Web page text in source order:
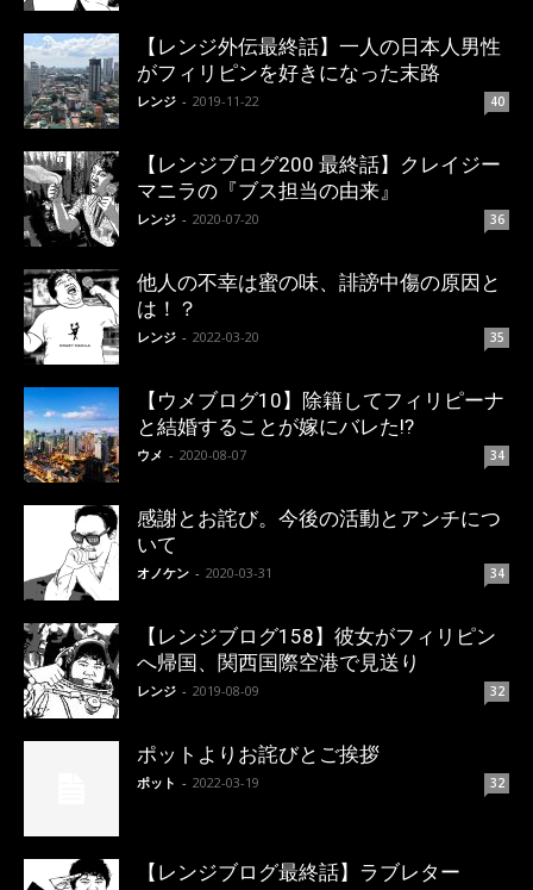
【レンジ外伝最終話】一人の日本人男性
がフィリピンを好きになった末路
レンジ - 2019-11-22 40
【レンジブログ200 最終話】クレイジー
マニラの『ブス担当の由来』
レンジ - 2020-07-20 36
他人の不幸は蜜の味、誹謗中傷の原因と
は！？
レンジ - 2022-03-20 35
【ウメブログ10】除籍してフィリピーナ
と結婚することが嫁にバレた!?
ウメ - 2020-08-07 34
感謝とお詫び。今後の活動とアンチにつ
いて
オノケン - 2020-03-31 34
【レンジブログ158】彼女がフィリピン
へ帰国、関西国際空港で見送り
レンジ - 2019-08-09 32
ポットよりお詫びとご挨拶
ポット - 2022-03-19 32
【レンジブログ最終話】ラブレター